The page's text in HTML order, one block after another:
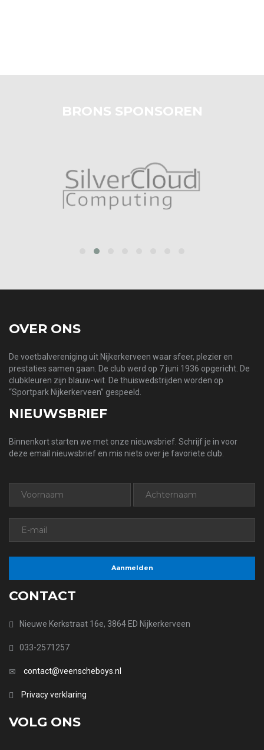
BRONS SPONSOREN
OVER ONS
De voetbalvereniging uit Nijkerkerveen waar sfeer, plezier en
prestaties samen gaan. De club werd op 7 juni 1936 opgericht. De
clubkleuren zijn blauw-wit. De thuiswedstrijden worden op
“Sportpark Nijkerkerveen” gespeeld.
NIEUWSBRIEF
Binnenkort starten we met onze nieuwsbrief. Schrijf je in voor
deze email nieuwsbrief en mis niets over je favoriete club.
CONTACT
Nieuwe Kerkstraat 16e, 3864 ED Nijkerkerveen
033-2571257
contact@veenscheboys.nl
Privacy verklaring
VOLG ONS